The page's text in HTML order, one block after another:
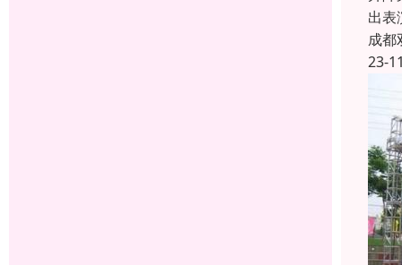
出表
成都
23-